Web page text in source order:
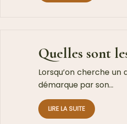
Quelles sont
Lorsqu’on cherche
démarque par son…
LIRE LA SUITE